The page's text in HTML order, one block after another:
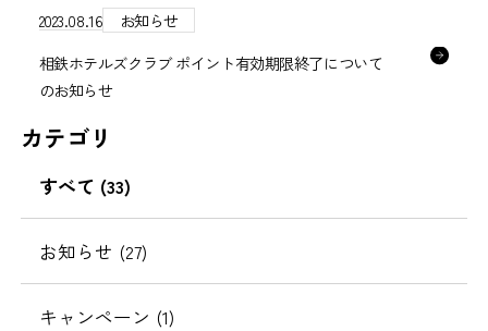
2023.08.16
お知らせ
相鉄ホテルズクラブ ポイント有効期限終了について
のお知らせ
カテゴリ
すべて (33)
お知らせ (27)
キャンペーン (1)